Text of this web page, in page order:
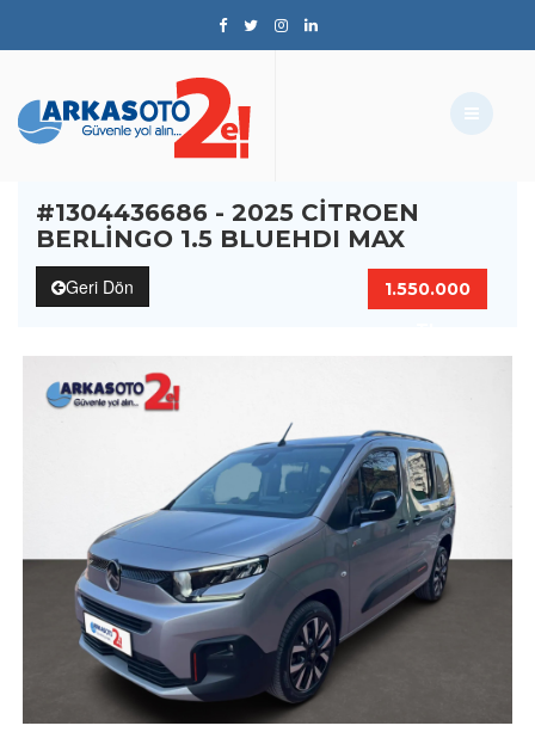
#1304436686 - 2025 CITROEN
BERLINGO 1.5 BLUEHDI MAX
Geri Dön
1.550.000